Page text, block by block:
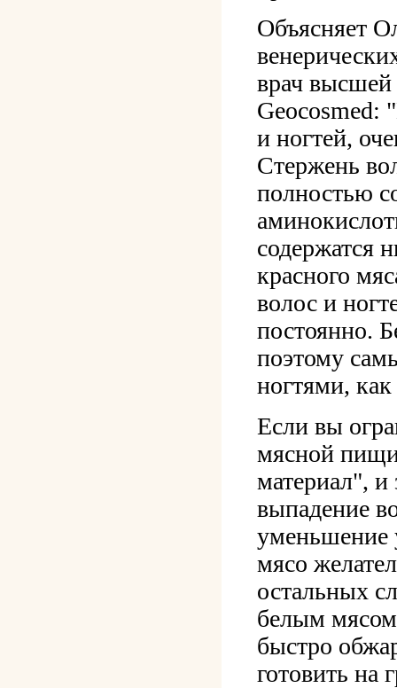
Объясняет
врач высшей
Geocosmed:
и ногтей,
Стержень
полностью
содержатся
красного
волос и
постоянно.
поэтому
ногтями,
Если вы
мясной
материал", и
выпадение
уменьшение
мясо
остальных
белым
быстро
готовить на